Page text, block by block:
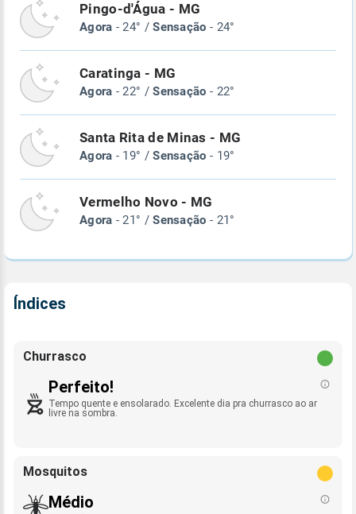
Pingo-d'Água - MG
Agora - 24° /Sensação - 24°
Caratinga - MG
Agora - 22° /Sensação - 22°
Santa Rita de Minas - MG
Agora - 19° /Sensação - 19°
Vermelho Novo - MG
Agora - 21° /Sensação - 21°
Índices
Churrasco
Perfeito!
Tempo quente e ensolarado. Excelente dia pra churrasco ao ar
livre na sombra.
Mosquitos
Médio